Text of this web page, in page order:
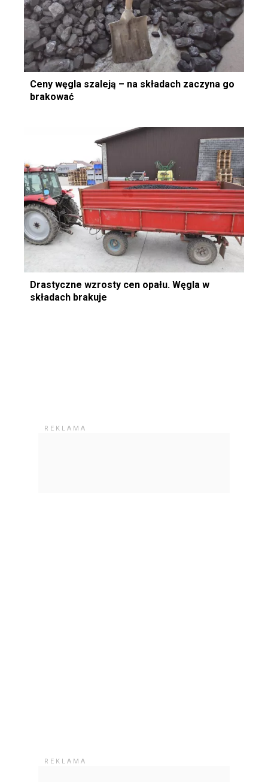
Ceny węgla szaleją – na składach zaczyna go
brakować
Drastyczne wzrosty cen opału. Węgla w
składach brakuje